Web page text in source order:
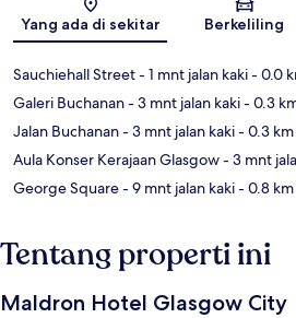
Peta
Yang ada di sekitar Berkeliling
Sauchiehall Street- 1 mnt jalan kaki- 0.0
Galeri Buchanan- 3 mnt jalan kaki- 0.3
Jalan Buchanan- 3 mnt jalan kaki- 0.3 km
Aula Konser Kerajaan Glasgow- 3 mnt
George Square- 9 mnt jalan kaki- 0.8 km
Tentang properti ini
Maldron Hotel Glasgow City